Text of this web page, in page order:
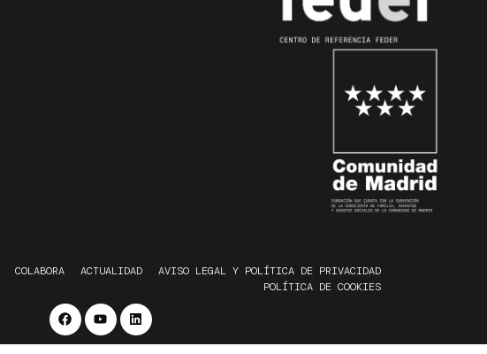
COLABORA ACTUALIDAD
AVISO LEGAL Y POLÍTICA DE PRIVACIDAD
POLÍTICA DE COOKIES